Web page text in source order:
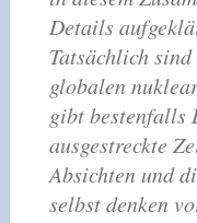
Details
Tatsächlich
globalen
gibt bestenfalls
ausgestreckte
Absichten und
selbst denken